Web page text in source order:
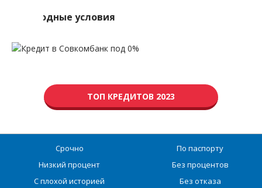
Выгодные условия
ТОП КРЕДИТОВ 2023
Срочно
Низкий процент
С плохой историей
По паспорту
Без процентов
Без отказа